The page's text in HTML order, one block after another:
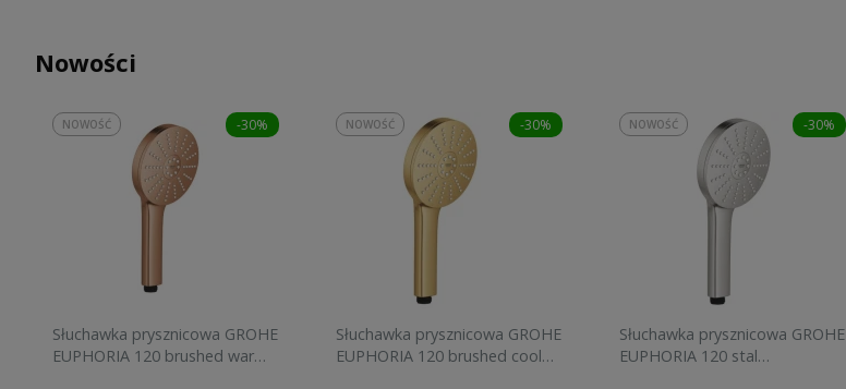
Nowości
-30%
Słuchawka prysznicowa GROHE
EUPHORIA 120 brushed warm
NOWOŚĆ -30%
Słuchawka prysznicowa GROHE
EUPHORIA 120 brushed cool
NOWOŚĆ -30%
Słuchawka prysznicowa GROHE
EUPHORIA 120 stal
NOWOŚĆ